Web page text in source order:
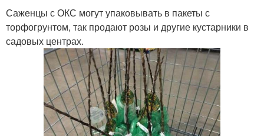
Саженцы с ОКС могут упаковывать в пакеты с
торфогрунтом, так продают розы и другие кустарники в
садовых центрах.